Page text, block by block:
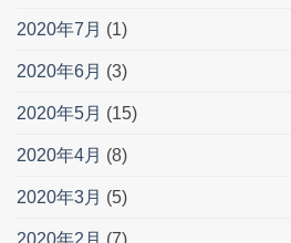
2020年7月 (1)
2020年6月 (3)
2020年5月 (15)
2020年4月 (8)
2020年3月 (5)
2020年2月 (7)